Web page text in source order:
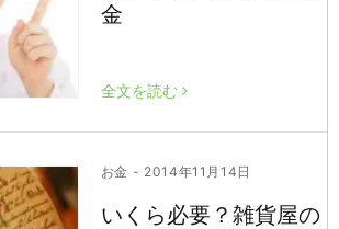
金
全文を読む
お金 - 2014年11月14日
いくら必要？雑貨屋の